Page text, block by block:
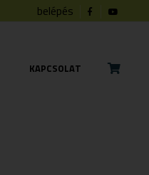
belépés
KAPCSOLAT